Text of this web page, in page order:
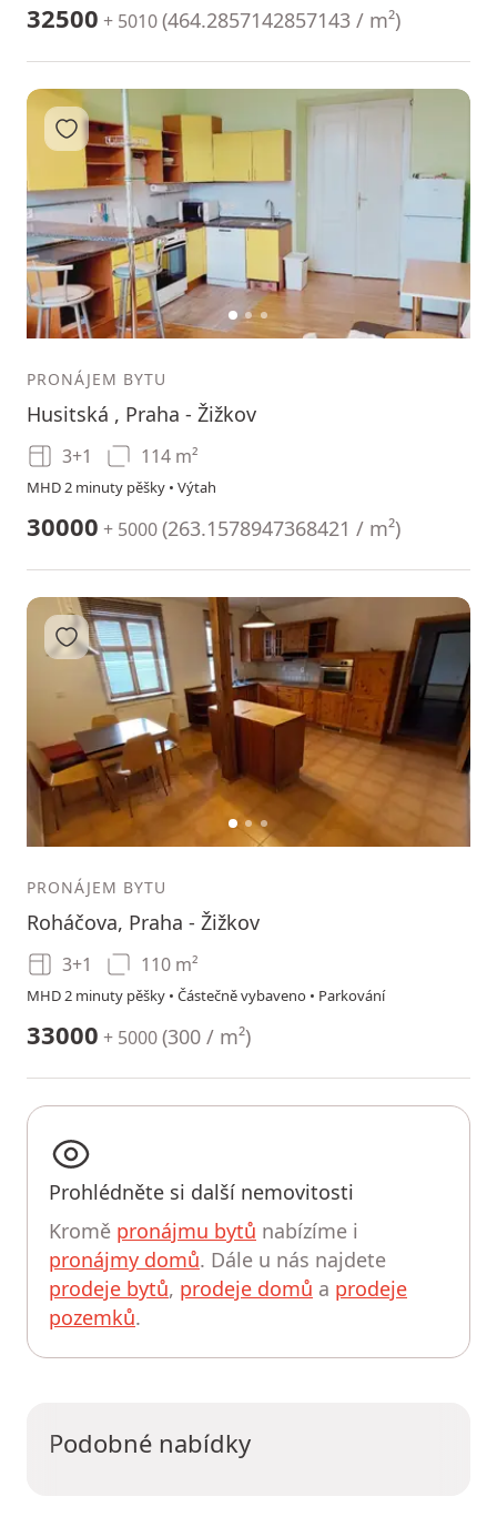
32500 + 5010(464.2857142857143 / m²)
12 3
Přidat do oblíbených
PRONÁJEM BYTU
Husitská , Praha - Žižkov
3+1 114 m²
MHD 2 minuty pěšky • Výtah
30000 + 5000(263.1578947368421 / m²)
12 3
Přidat do oblíbených
PRONÁJEM BYTU
Roháčova, Praha - Žižkov
3+1 110 m²
MHD 2 minuty pěšky • Částečně vybaveno • Parkování
33000 + 5000(300 / m²)
Prohlédněte si další nemovitosti
Kromě pronájmu bytů nabízíme i
pronájmy domů. Dále u nás najdete
prodeje bytů, prodeje domů a prodeje
pozemků.
Podobné nabídky